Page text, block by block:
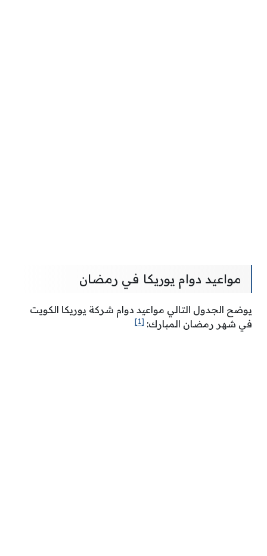
مواعيد دوام يوريكا في رمضان
يوضح الجدول التالي مواعيد دوام شركة يوريكا الكويت
في شهر رمضان المبارك: [1]